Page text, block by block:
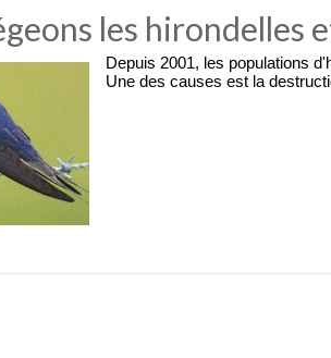
les hirondelles
Depuis 2001, les populations
Une des causes est la